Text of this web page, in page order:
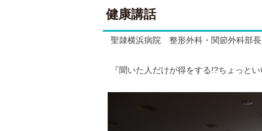
健康講話
聖隷横浜病院 整形外科・関節外科部
『聞いた人だけが得をする!?ちょっと